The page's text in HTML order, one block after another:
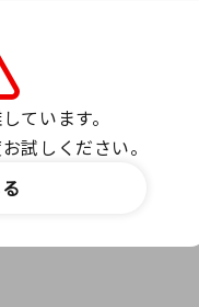
ー
い合わせ
ム
春町大字上舞木字向田
ています。
試しください。